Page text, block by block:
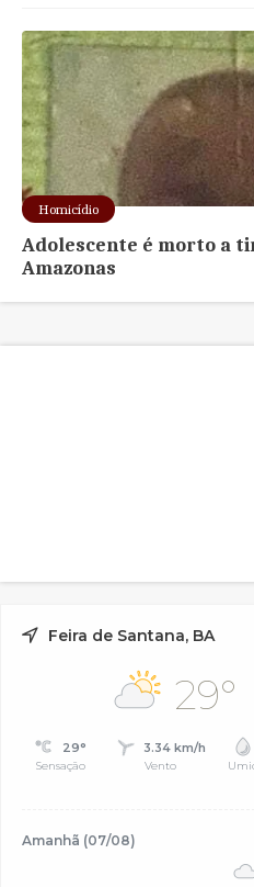
Homicídio
Adolescente é morto a
Amazonas
Feira de Santana, BA
29°
29°
Sensação
3.34 km/h
Vento
Amanhã (07/08)